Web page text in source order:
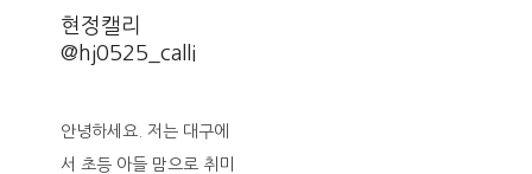
현정캘리
@hj0525_calli
안녕하세요. 저는 대구에
서 초등 아들 맘으로 취미